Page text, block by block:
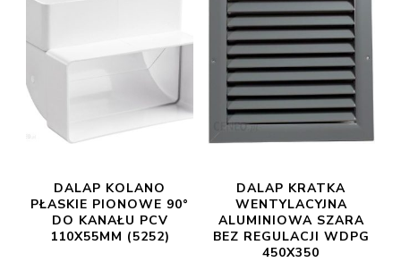
DALAP KOLANO
PŁASKIE PIONOWE 90°
DO KANAŁU PCV
110X55MM (5252)
DALAP KRATKA
WENTYLACYJNA
ALUMINIOWA SZARA
BEZ REGULACJI WDPG
450X350